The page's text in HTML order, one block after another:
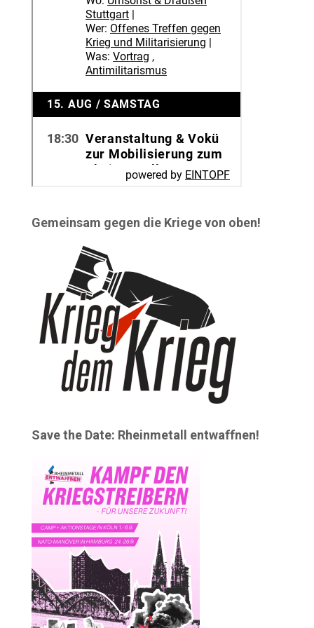
Gemeinsam gegen die Kriege von oben!
Save the Date: Rheinmetall entwaffnen!